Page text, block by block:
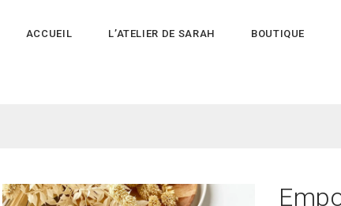
ACCUEIL L’ATELIER DE SARAH BOUTIQUE